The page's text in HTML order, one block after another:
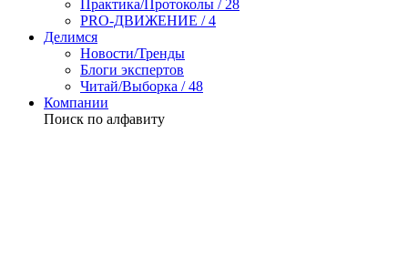
Практика/Протоколы / 28
PRO-ДВИЖЕНИЕ / 4
Делимся
Новости/Тренды
Блоги экспертов
Читай/Выборка / 48
Компании
Поиск по алфавиту